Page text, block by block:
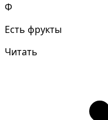
Ф
Есть фрукты
Читать